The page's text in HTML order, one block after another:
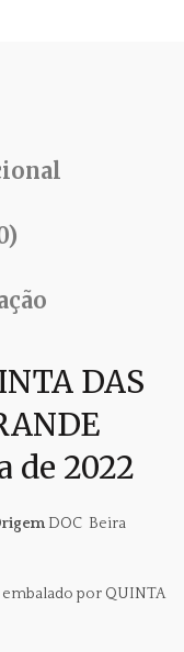
DAS
de 2022
DOC Beira
embalado por QUINTA